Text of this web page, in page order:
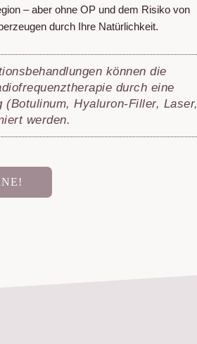
Handpflege
Fußpflege
(Mesohair)
TREATMENTS
– aber ohne OP und dem Risiko von
durch Ihre Natürlichkeit.
können die
durch eine
(Botulinum, Hyaluron-Filler, Laser,
werden.